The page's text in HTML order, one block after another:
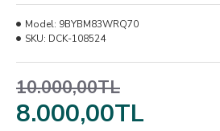
8.000,00TL
10.000,00TL
Model: 9BYBM83WRQ70
SKU: DCK-108524